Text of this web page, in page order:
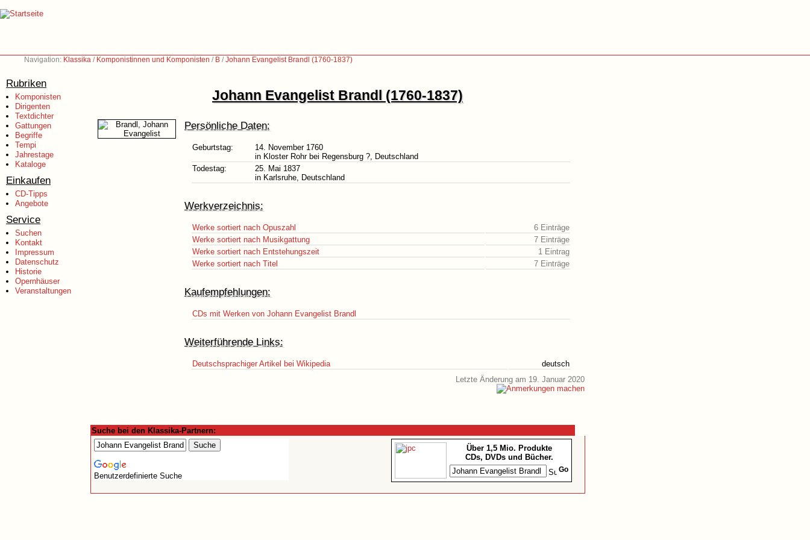
Navigation: Klassika / Komponistinnen und Komponisten / B /Johann Evangelist Brandl (1760-1837)
Rubriken
Komponisten
Dirigenten
Textdichter
Gattungen
Begriffe
Tempi
Jahrestage
Kataloge
Einkaufen
CD-Tipps
Angebote
Service
Suchen
Kontakt
Impressum
Datenschutz
Historie
Opernhäuser
Veranstaltungen
Johann Evangelist Brandl (1760-1837)
Persönliche Daten:
Geburtstag:
14. November 1760
in Kloster Rohr bei Regensburg ?, Deutschland
Todestag:
25. Mai 1837
in Karlsruhe, Deutschland
Werkverzeichnis:
Werke sortiert nach Opuszahl
6 Einträge
Werke sortiert nach Musikgattung
7 Einträge
Werke sortiert nach Entstehungszeit
1 Eintrag
Werke sortiert nach Titel
7 Einträge
Kaufempfehlungen:
CDs mit Werken von Johann Evangelist Brandl
Weiterführende Links:
Deutschsprachiger Artikel bei Wikipedia
deutsch
Letzte Änderung am 19. Januar 2020
Suche bei den Klassika-Partnern:
Benutzerdefinierte Suche
Über 1,5 Mio. Produkte
CDs, DVDs und Bücher.
Go